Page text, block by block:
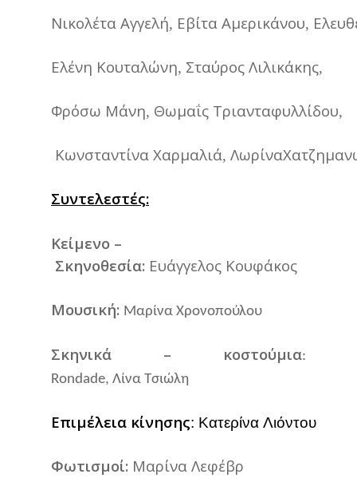
Νικολέτα Αγγελή, Εβίτα Αμερικάνου,
Ελένη Κουταλώνη, Σταύρος Λιλικάκης,
Φρόσω Μάνη, Θωμαΐς Τριανταφυλλίδου,
Κωνσταντίνα Χαρμαλιά,
Συντελεστές:
Κείμενο –
Σκηνοθεσία: Ευάγγελος Κουφάκος
Μουσική: Μαρίνα Χρονοπούλου
Σκηνικά – κοστούμια:
Rondade, Λίνα Τσιώλη
Επιμέλεια κίνησης: Κατερίνα Λιόντου
Φωτισμοί: Μαρίνα Λεφέβρ